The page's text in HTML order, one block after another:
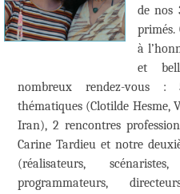
de nos
primés.
à
et
nombreux rendez-vous :
thématiques (Clotilde Hesme,
Iran), 2 rencontres
Carine Tardieu et notre
(réalisateurs,
programmateurs,